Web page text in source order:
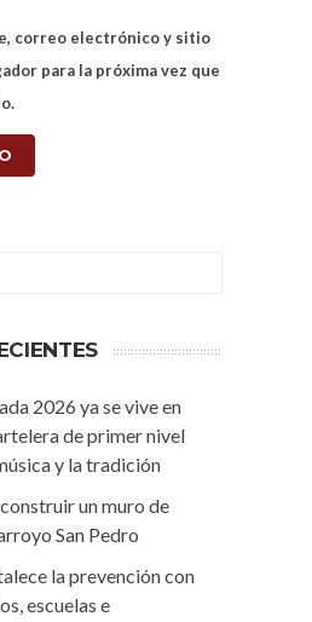
correo electrónico y sitio
para la próxima vez que
2026 ya se vive en
de primer nivel
y la tradición
un muro de
San Pedro
la prevención con
escuelas e